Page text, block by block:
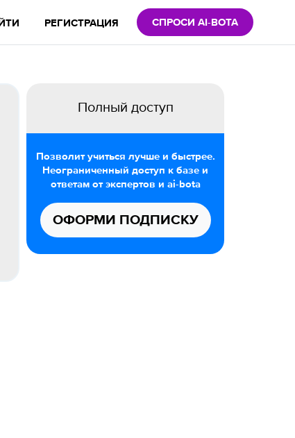
РЕГИСТРАЦИЯ СПРОСИ AI-BOTA
Полный доступ
Позволит учиться лучше и быстрее.
Неограниченный доступ к базе и
ответам от экспертов и ai-bota
ОФОРМИ ПОДПИСКУ